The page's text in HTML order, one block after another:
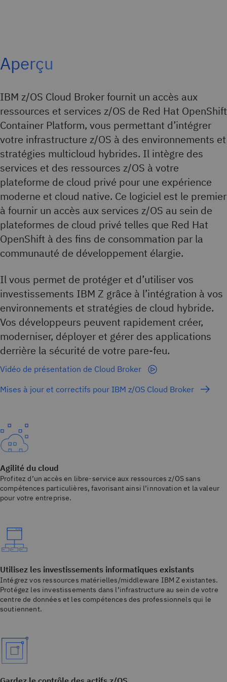
Aperçu
IBM z/OS Cloud Broker fournit un accès aux
ressources et services z/OS de Red Hat OpenShift
Container Platform, vous permettant d’intégrer
votre infrastructure z/OS à des environnements et
stratégies multicloud hybrides. Il intègre des
services et des ressources z/OS à votre
plateforme de cloud privé pour une expérience
moderne et cloud native. Ce logiciel est le premier
à fournir un accès aux services z/OS au sein de
plateformes de cloud privé telles que Red Hat
OpenShift à des fins de consommation par la
communauté de développement élargie.
Il vous permet de protéger et d’utiliser vos
investissements IBM Z grâce à l’intégration à vos
environnements et stratégies de cloud hybride.
Vos développeurs peuvent rapidement créer,
moderniser, déployer et gérer des applications
derrière la sécurité de votre pare-feu.
Vidéo de présentation de Cloud Broker
Mises à jour et correctifs pour IBM z/OS Cloud Broker
Agilité du cloud
Profitez d’un accès en libre-service aux ressources z/OS sans
compétences particulières, favorisant ainsi l’innovation et la valeur
pour votre entreprise.
Utilisez les investissements informatiques existants
Intégrez vos ressources matérielles/middleware IBM Z existantes.
Protégez les investissements dans l’infrastructure au sein de votre
centre de données et les compétences des professionnels qui le
soutiennent.